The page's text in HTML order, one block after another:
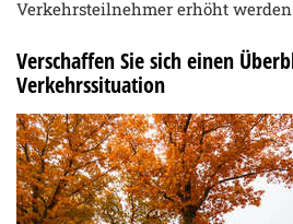
Verkehrsteilnehmer erhöht
Verschaffen Sie sich einen
Verkehrssituation